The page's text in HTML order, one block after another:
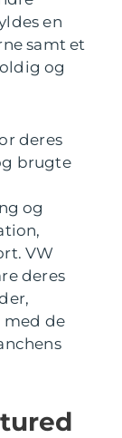
en
samt et
og
deres
brugte
og
VW
deres
de